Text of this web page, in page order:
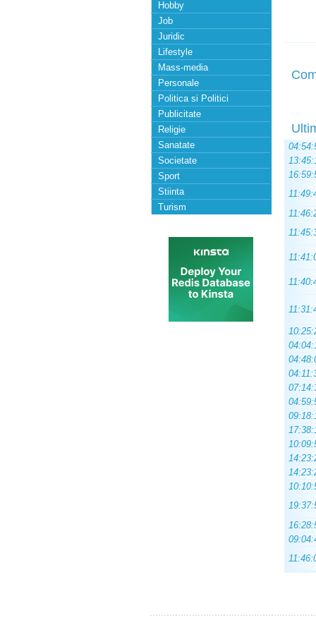
Hobby
Job
Juridic
Lifestyle
Mass-media
Personale
Politica si Politici
Publicitate
Religie
Sanatate
Societate
Sport
Stiinta
Turism